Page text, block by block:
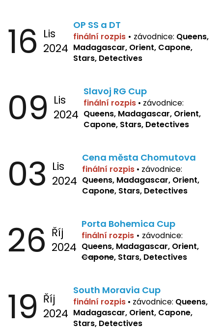
16 Lis
2024
OP SS a DT
finální rozpis • závodnice: Queens,
Madagascar, Orient, Capone,
Stars, Detectives
09 Lis
2024
Slavoj RG Cup
finální rozpis • závodnice:
Queens, Madagascar, Orient,
Capone, Stars, Detectives
03 Lis
2024
Cena města Chomutova
finální rozpis • závodnice:
Queens, Madagascar, Orient,
Capone, Stars, Detectives
26 Říj
2024
Porta Bohemica Cup
finální rozpis • závodnice:
Queens, Madagascar, Orient,
Capone, Stars, Detectives
19 Říj
2024
South Moravia Cup
finální rozpis • závodnice: Queens,
Madagascar, Orient, Capone,
Stars, Detectives